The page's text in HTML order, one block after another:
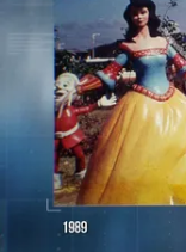
Cuarto
18 ENE 2026 -
Disfruta del
del domingo